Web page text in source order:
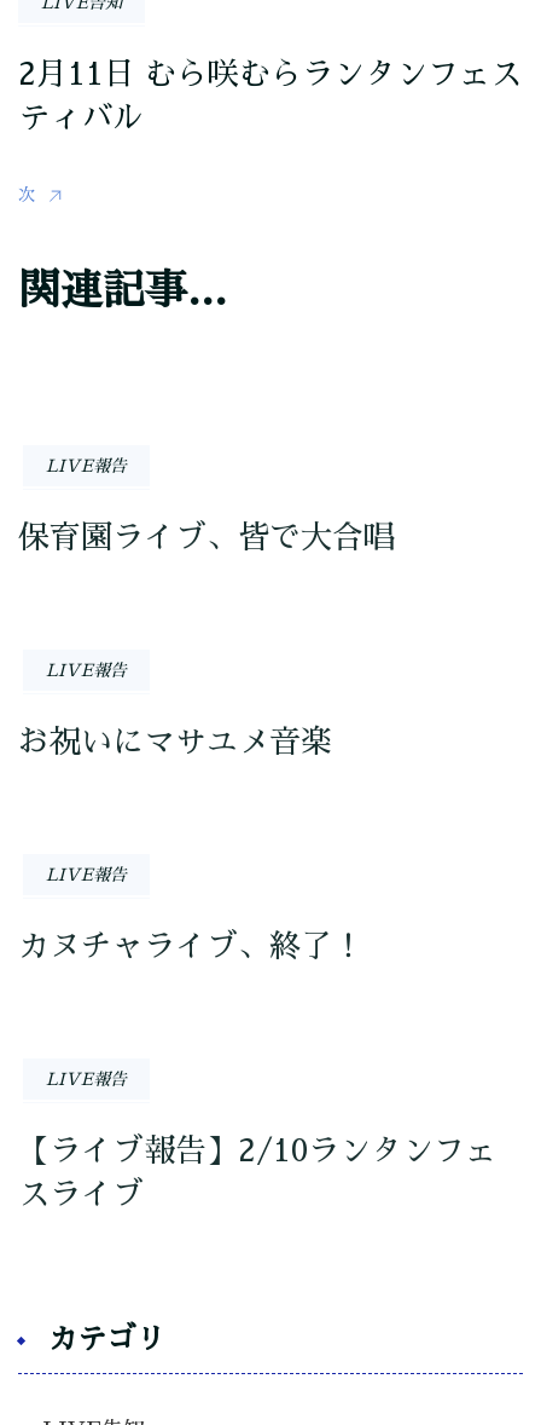
ン
2月11日 むら咲むらランタンフェス
ティバル
次
関連記事...
LIVE報告
保育園ライブ、皆で大合唱
LIVE報告
お祝いにマサユメ音楽
LIVE報告
カヌチャライブ、終了！
LIVE報告
【ライブ報告】2/10ランタンフェ
スライブ
カテゴリ